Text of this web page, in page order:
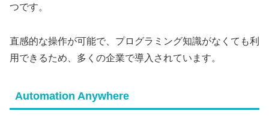
つです。
直感的な操作が可能で、プログラミング知識がなくても利
用できるため、多くの企業で導入されています。
Automation Anywhere